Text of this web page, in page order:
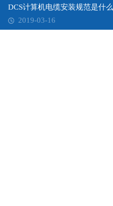
DCS计算机电缆安装规范是什么
2019-03-16